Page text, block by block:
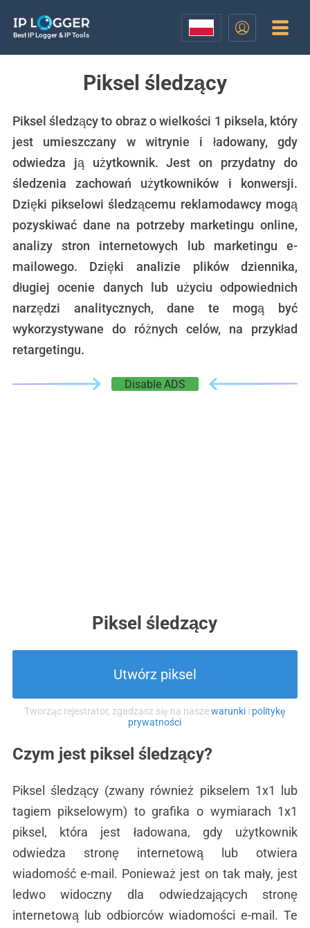
Best IP Logger & IP Tools
Piksel śledzący
Piksel śledzący to obraz o wielkości 1 piksela, który
jest umieszczany w witrynie i ładowany, gdy
odwiedza ją użytkownik. Jest on przydatny do
śledzenia zachowań użytkowników i konwersji.
Dzięki pikselowi śledzącemu reklamodawcy mogą
pozyskiwać dane na potrzeby marketingu online,
analizy stron internetowych lub marketingu e-
mailowego. Dzięki analizie plików dziennika,
długiej ocenie danych lub użyciu odpowiednich
narzędzi analitycznych, dane te mogą być
wykorzystywane do różnych celów, na przykład
retargetingu.
Disable ADS
Piksel śledzący
Utwórz piksel
Tworząc rejestrator, zgadzasz się na naszewarunkii politykę
prywatności
Czym jest piksel śledzący?
Piksel śledzący (zwany również pikselem 1x1 lub
tagiem pikselowym) to grafika o wymiarach 1x1
piksel, która jest ładowana, gdy użytkownik
odwiedza stronę internetową lub otwiera
wiadomość e-mail. Ponieważ jest on tak mały, jest
ledwo widoczny dla odwiedzających stronę
internetową lub odbiorców wiadomości e-mail. Te